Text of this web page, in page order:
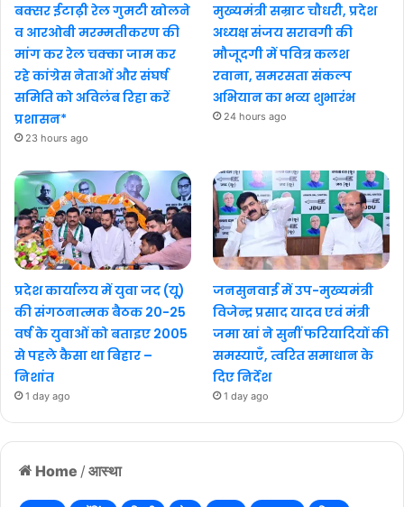
Home / आस्था
बक्सर ईटाढ़ी रेल गुमटी खोलने
व आरओबी मरम्मतीकरण की
मांग कर रेल चक्का जाम कर
रहे कांग्रेस नेताओं और संघर्ष
समिति को अविलंब रिहा करें
प्रशासन*
23 hours ago
मुख्यमंत्री सम्राट चौधरी, प्रदेश
अध्यक्ष संजय सरावगी की
मौजूदगी में पवित्र कलश
रवाना, समरसता संकल्प
अभियान का भव्य शुभारंभ
24 hours ago
प्रदेश कार्यालय में युवा जद (यू)
की संगठनात्मक बैठक 20-25
वर्ष के युवाओं को बताइए 2005
से पहले कैसा था बिहार –
निशांत
1 day ago
जनसुनवाई में उप-मुख्यमंत्री
विजेन्द्र प्रसाद यादव एवं मंत्री
जमा खां ने सुनीं फरियादियों की
समस्याएँ, त्वरित समाधान के
दिए निर्देश
1 day ago